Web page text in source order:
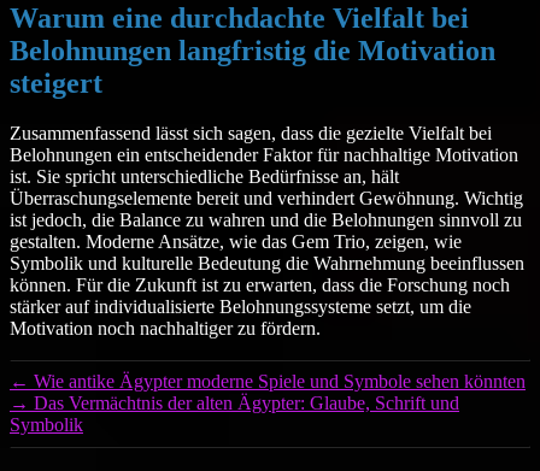
Warum eine durchdachte Vielfalt bei
Belohnungen langfristig die Motivation
steigert
Zusammenfassend lässt sich sagen, dass die gezielte Vielfalt bei
Belohnungen ein entscheidender Faktor für nachhaltige Motivation
ist. Sie spricht unterschiedliche Bedürfnisse an, hält
Überraschungselemente bereit und verhindert Gewöhnung. Wichtig
ist jedoch, die Balance zu wahren und die Belohnungen sinnvoll zu
gestalten. Moderne Ansätze, wie das Gem Trio, zeigen, wie
Symbolik und kulturelle Bedeutung die Wahrnehmung beeinflussen
können. Für die Zukunft ist zu erwarten, dass die Forschung noch
stärker auf individualisierte Belohnungssysteme setzt, um die
Motivation noch nachhaltiger zu fördern.
← Wie antike Ägypter moderne Spiele und Symbole sehen könnten
→ Das Vermächtnis der alten Ägypter: Glaube, Schrift und
Symbolik